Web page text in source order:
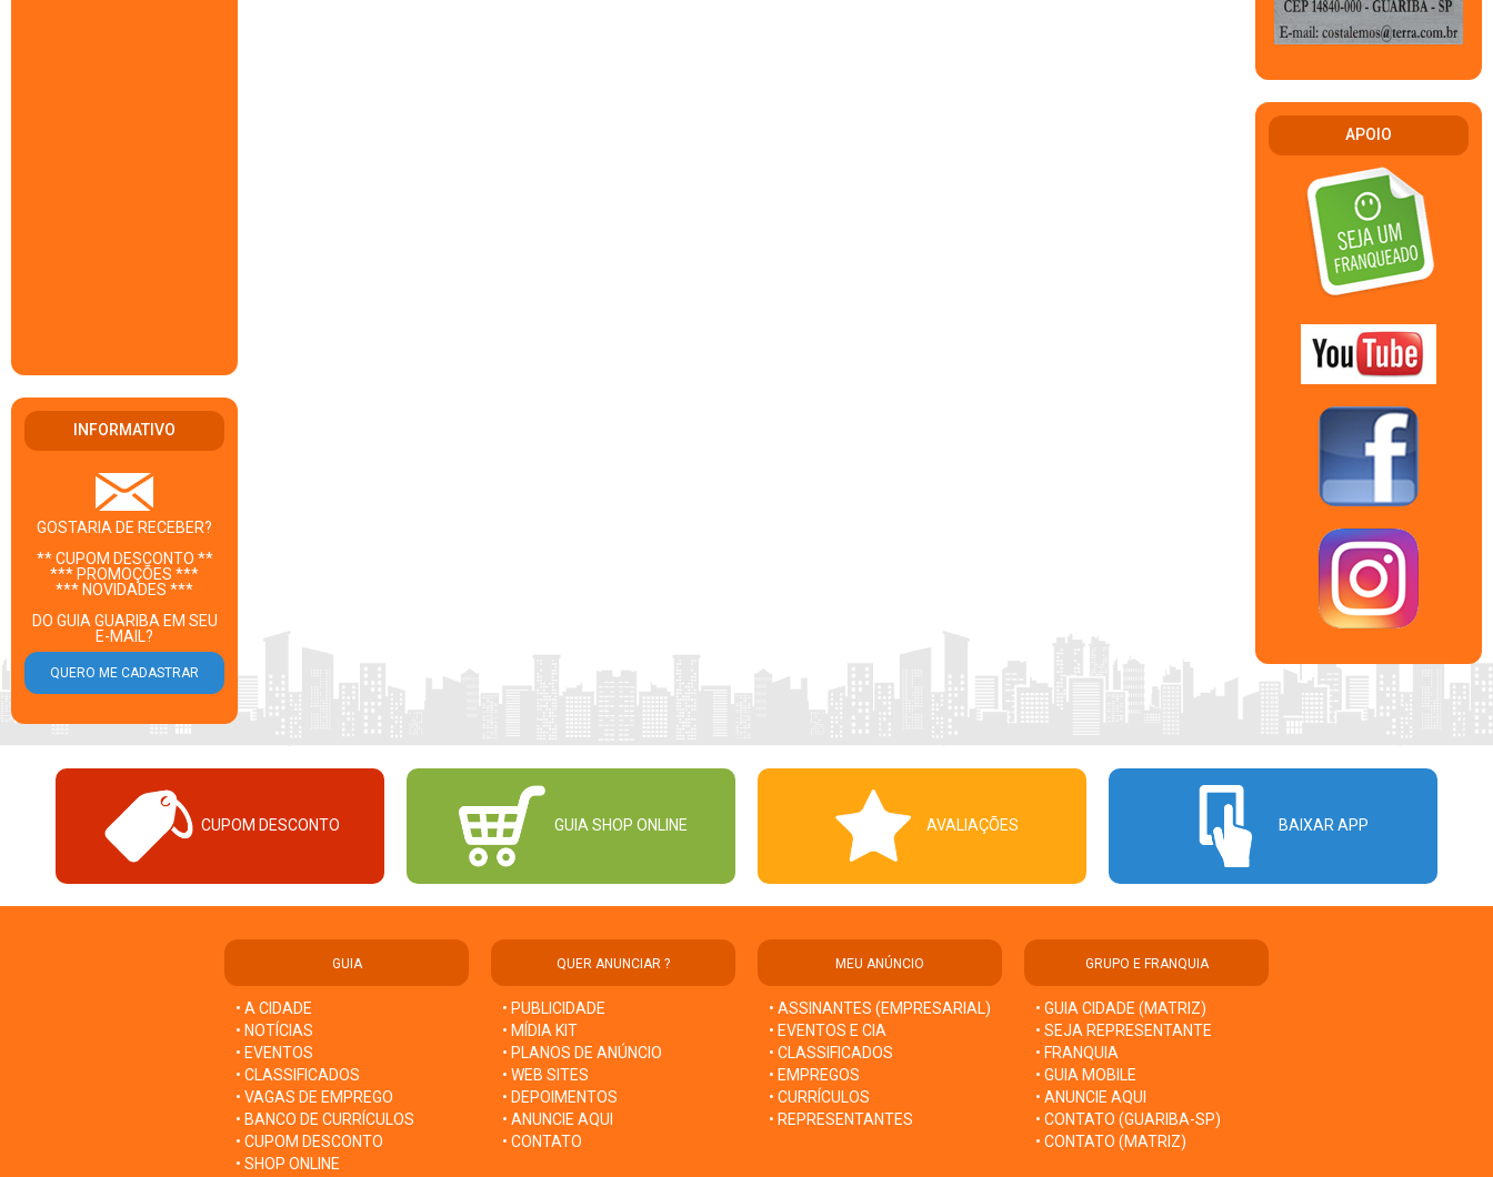
INFORMATIVO
GOSTARIA DE RECEBER?
** CUPOM DESCONTO **
*** PROMOÇÕES ***
*** NOVIDADES ***
DO GUIA GUARIBA EM SEU
E-MAIL?
APOIO
CUPOM DESCONTO GUIA SHOP ONLINE AVALIAÇÕES BAIXAR APP
GUIA
• A CIDADE
• NOTÍCIAS
• EVENTOS
• CLASSIFICADOS
• VAGAS DE EMPREGO
• BANCO DE CURRÍCULOS
• CUPOM DESCONTO
• SHOP ONLINE
QUER ANUNCIAR ?
• PUBLICIDADE
• MÍDIA KIT
• PLANOS DE ANÚNCIO
• WEB SITES
• DEPOIMENTOS
• ANUNCIE AQUI
• CONTATO
MEU ANÚNCIO
• ASSINANTES (EMPRESARIAL)
• EVENTOS E CIA
• CLASSIFICADOS
• EMPREGOS
• CURRÍCULOS
• REPRESENTANTES
GRUPO E FRANQUIA
• GUIA CIDADE (MATRIZ)
• SEJA REPRESENTANTE
• FRANQUIA
• GUIA MOBILE
• ANUNCIE AQUI
• CONTATO (GUARIBA-SP)
• CONTATO (MATRIZ)